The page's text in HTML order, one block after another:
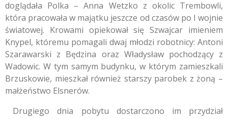
doglądała Polka – Anna Wetzko z okolic Trembowli,
która pracowała w majątku jeszcze od czasów po I wojnie
światowej. Krowami opiekował się Szwajcar imieniem
Knypel, któremu pomagali dwaj młodzi robotnicy: Antoni
Szarawarski z Będzina oraz Władysław pochodzący z
Wadowic. W tym samym budynku, w którym zamieszkali
Brzuskowie, mieszkał również starszy parobek z żoną –
małżeństwo Elsnerów.
Drugiego dnia pobytu dostarczono im przydział